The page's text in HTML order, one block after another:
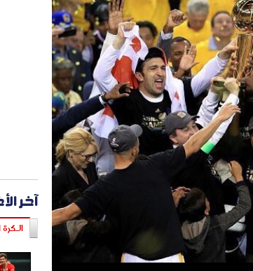
آخر
الـكرة